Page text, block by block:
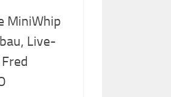
MiniWhip
Live-